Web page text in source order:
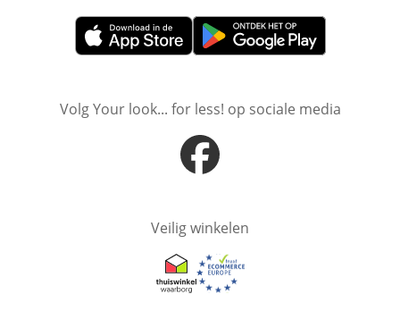
Opent in nieuw vensterOpent in nieuw venster
Volg Your look... for less! op sociale media
Opent in nieuw venster
Veilig winkelen
Opent in nieuw venster
Opent in nieuw venster